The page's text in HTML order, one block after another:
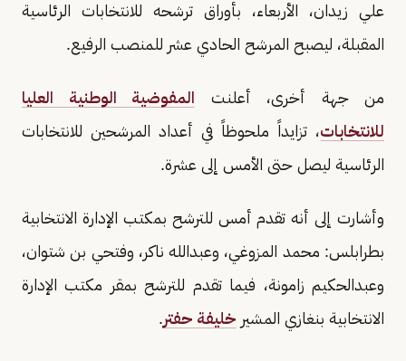
علي زيدان، الأربعاء، بأوراق ترشحه للانتخابات الرئاسية
المقبلة، ليصبح المرشح الحادي عشر للمنصب الرفيع.
من جهة أخرى، أعلنت المفوضية الوطنية العليا
للانتخابات، تزايداً ملحوظاً في أعداد المرشحين للانتخابات
الرئاسية ليصل حتى الأمس إلى عشرة.
وأشارت إلى أنه تقدم أمس للترشح بمكتب الإدارة الانتخابية
بطرابلس: محمد المزوغي، وعبدالله ناكر، وفتحي بن شتوان،
وعبدالحكيم زامونة، فيما تقدم للترشح بمقر مكتب الإدارة
الانتخابية بنغازي المشير خليفة حفتر.